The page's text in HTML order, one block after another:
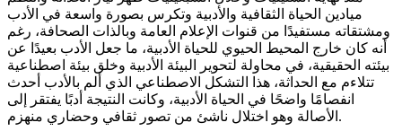
ميادين الحياة الثقافية والأدبية وتكرس بصورة واسعة في الأدب
ومشتقاته مستفيدًا من قنوات الإعلام العامة وبالذات الصحافة، رغم
أنه كان خارج المحيط الحيوي للحياة الأدبية، ما جعل الأدب بعيدًا عن
بيئته الحقيقية، في محاولة لتحوير البيئة الأدبية وخلق بيئة اصطناعية
تتلاءم مع الحداثة، هذا التشكل الاصطناعي الذي ألم بالأدب أحدث
انفصامًا واضحًا في الحياة الأدبية، وكانت النتيجة أدبًا يفتقر إلى
الأصالة وهو اختلال ناشئ من تصور ثقافي وحضاري منهزم.